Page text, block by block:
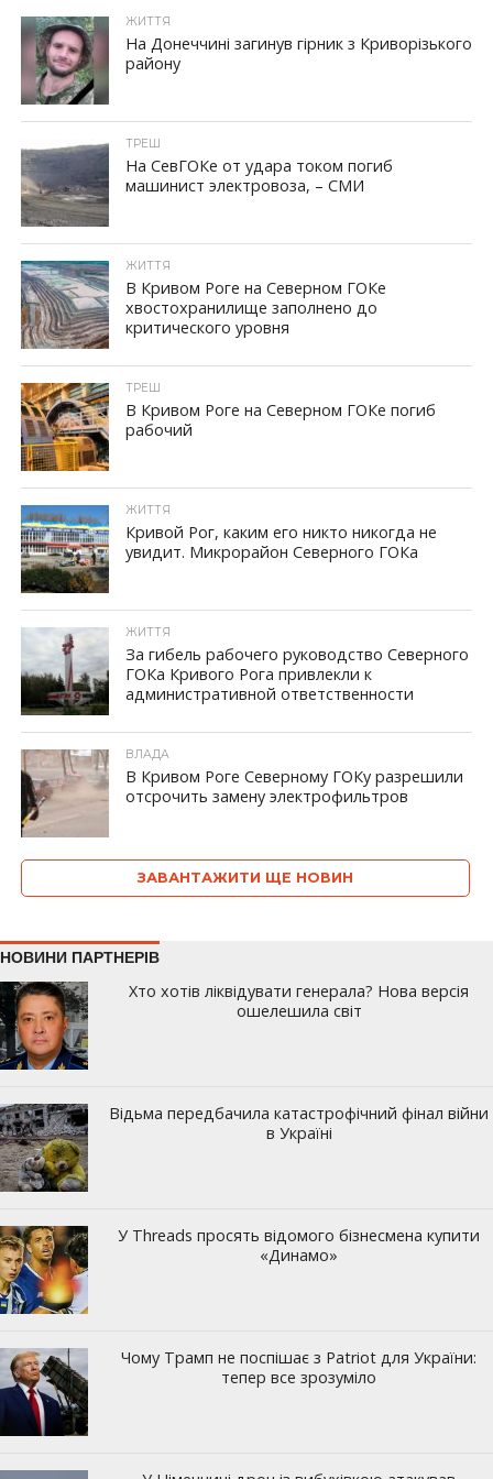
ЖИТТЯ
На Донеччині загинув гірник з Криворізького
району
ТРЕШ
На СевГОКе от удара током погиб
машинист электровоза, – СМИ
ЖИТТЯ
В Кривом Роге на Северном ГОКе
хвостохранилище заполнено до
критического уровня
ТРЕШ
В Кривом Роге на Северном ГОКе погиб
рабочий
ЖИТТЯ
Кривой Рог, каким его никто никогда не
увидит. Микрорайон Северного ГОКа
ЖИТТЯ
За гибель рабочего руководство Северного
ГОКа Кривого Рога привлекли к
административной ответственности
ВЛАДА
В Кривом Роге Северному ГОКу разрешили
отсрочить замену электрофильтров
ЗАВАНТАЖИТИ ЩЕ НОВИН